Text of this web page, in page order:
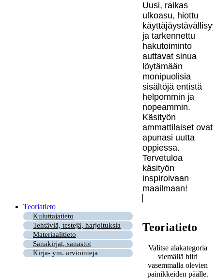
Uusi, raikas
ulkoasu, hiottu
ja tarkennettu
hakutoiminto
auttavat sinua
löytämään
monipuolisia
sisältöjä entistä
helpommin ja
nopeammin.
Käsityön
ammattilaiset ovat
apunasi uutta
oppiessa.
Tervetuloa
käsityön
inspiroivaan
maailmaan!
Teoriatieto
Kuluttajatieto
Tehtäviä, testejä, harjoituksia
Materiaalitieto
Sanakirjat, sanastot
Kirja- ym. arviointeja
Teoriatieto
Valitse alakategoria
viemällä hiiri
vasemmalla olevien
painikkeiden päälle.